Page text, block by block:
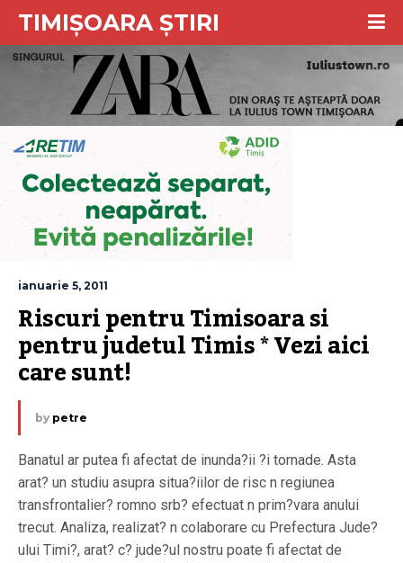
TIMIȘOARA ȘTIRI
ianuarie 5, 2011
Riscuri pentru Timisoara si
pentru judetul Timis * Vezi aici
care sunt!
by petre
Banatul ar putea fi afectat de inunda?ii ?i tornade. Asta
arat? un studiu asupra situa?iilor de risc n regiunea
transfrontalier? romno srb? efectuat n prim?vara anului
trecut. Analiza, realizat? n colaborare cu Prefectura Jude?
ului Timi?, arat? c? jude?ul nostru poate fi afectat de